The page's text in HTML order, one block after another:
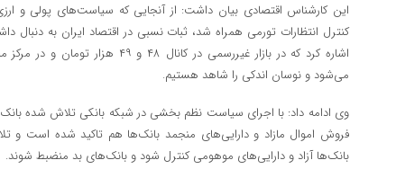
این کارشناس اقتصادی بیان داشت: از آنجایی که سیاست‌های پولی و
کنترل انتظارات تورمی همراه شد، ثبات نسبی در اقتصاد ایران به دنبال
می‌شود و نوسان اندکی را شاهد هستیم.
وی ادامه داد: با اجرای سیاست نظم بخشی در شبکه بانکی تلاش شده
فروش اموال مازاد و دارایی‌های منجمد بانک‌ها هم تاکید شده است و
بانک‌ها آزاد و دارایی‌های موهومی کنترل شود و بانک‌های بد منضبط شوند.